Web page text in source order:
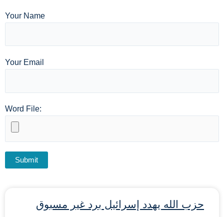
Your Name
Your Email
Word File:
حزب الله يهدد إسرائيل برد غير مسبوق